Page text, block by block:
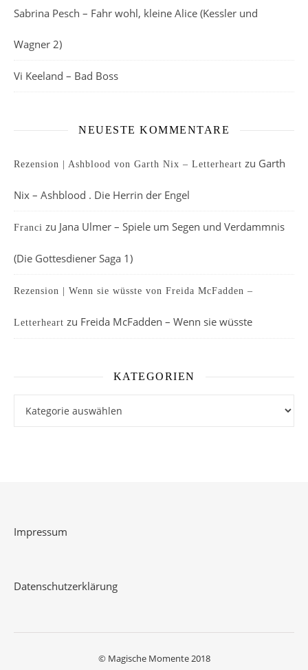
Sabrina Pesch – Fahr wohl, kleine Alice (Kessler und
Wagner 2)
Vi Keeland – Bad Boss
NEUESTE KOMMENTARE
Rezension | Ashblood von Garth Nix – Letterheart zu Garth
Nix – Ashblood . Die Herrin der Engel
Franci zu Jana Ulmer – Spiele um Segen und Verdammnis
(Die Gottesdiener Saga 1)
Rezension | Wenn sie wüsste von Freida McFadden –
Letterheart zu Freida McFadden – Wenn sie wüsste
KATEGORIEN
Impressum
Datenschutzerklärung
© Magische Momente 2018